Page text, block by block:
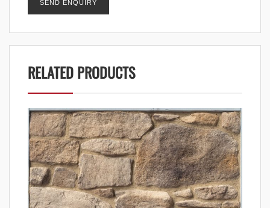
RELATED PRODUCTS